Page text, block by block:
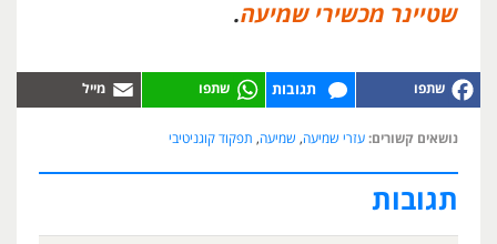
שטיינר מכשירי שמיעה.
תגובות
נושאים קשורים: עזרי שמיעה, שמיעה, תפקוד קוגניטיבי
תגובות